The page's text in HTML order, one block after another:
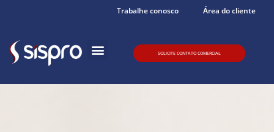
Trabalhe conosco Área do cliente
SOLICITE CONTATO COMERCIAL